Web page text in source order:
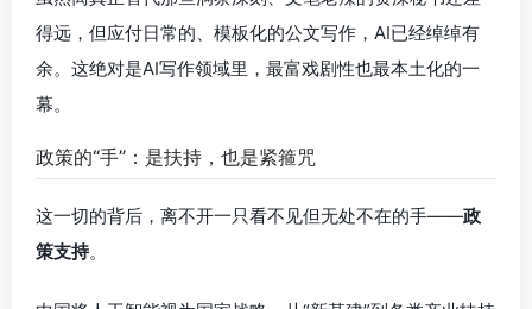
得远，但应付日常的、模板化的公文写作，AI已经绰绰有
余。这绝对是AI写作领域里，最富戏剧性也最本土化的一
幕。
政策的“手”：是扶持，也是紧箍咒
这一切的背后，离不开一只看不见但无处不在的手——政
策支持。